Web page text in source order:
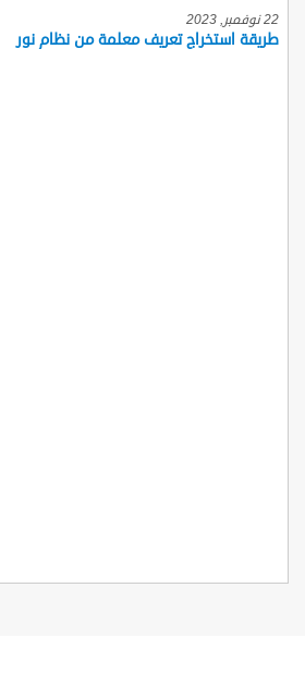
22 نوفمبر, 2023
طريقة استخراج تعريف معلمة من نظام نور